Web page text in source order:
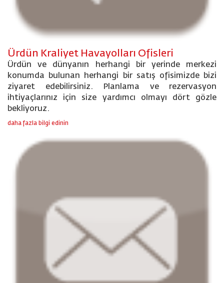
Ürdün Kraliyet Havayolları Ofisleri
Ürdün ve dünyanın herhangi bir yerinde merkezi
konumda bulunan herhangi bir satış ofisimizde bizi
ziyaret edebilirsiniz. Planlama ve rezervasyon
ihtiyaçlarınız için size yardımcı olmayı dört gözle
bekliyoruz.
daha fazla bilgi edinin